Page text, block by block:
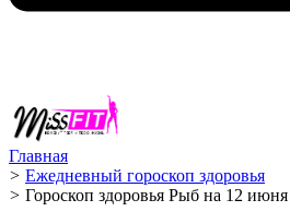
Главная
> Ежедневный гороскоп здоровья
> Гороскоп здоровья Рыб на 12 июня